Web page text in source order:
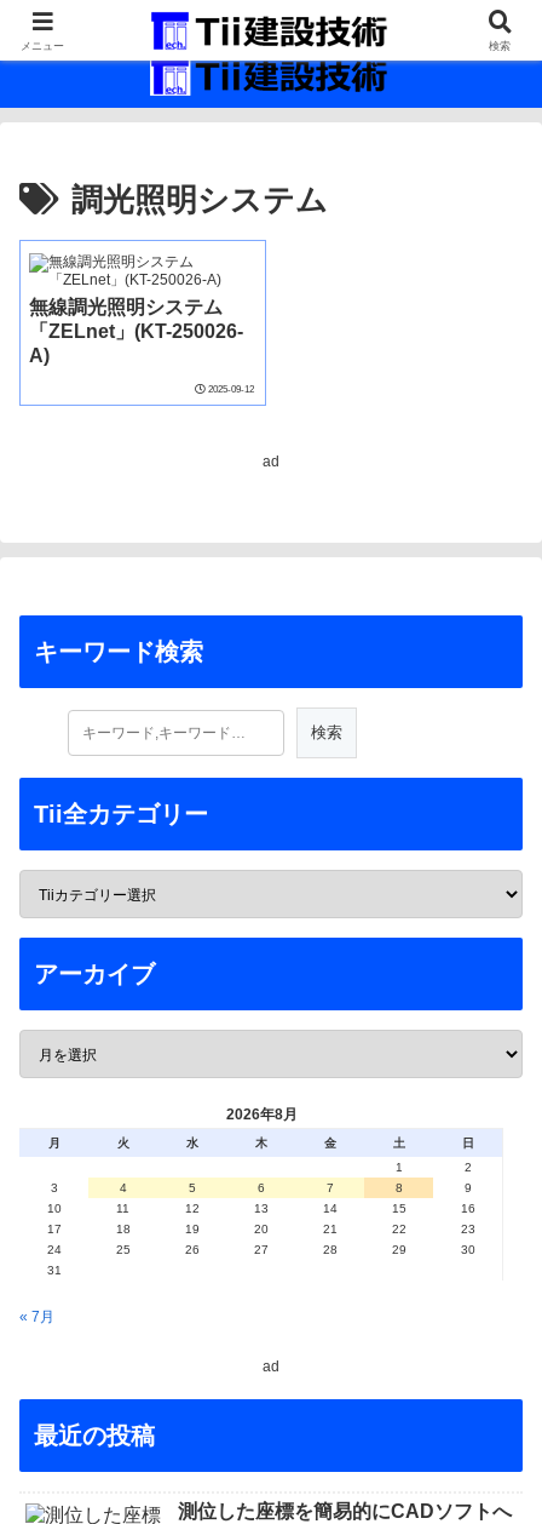
最新の建設技術の情報インフラ。
調光照明システム
無線調光照明システム
「ZELnet」(KT-250026-
A)
2025-09-12
ad
キーワード検索
Tii全カテゴリー
アーカイブ
2026年8月
月 火 水 木 金 土
日
1
2
3
4 5 6 7 8
9
10
11 12 13 14 15
16
17
18 19 20 21 22
23
24
25 26 27 28 29
30
31
« 7月
ad
最近の投稿
測位した座標を簡易的にCADソフトへ
メニュー 検索